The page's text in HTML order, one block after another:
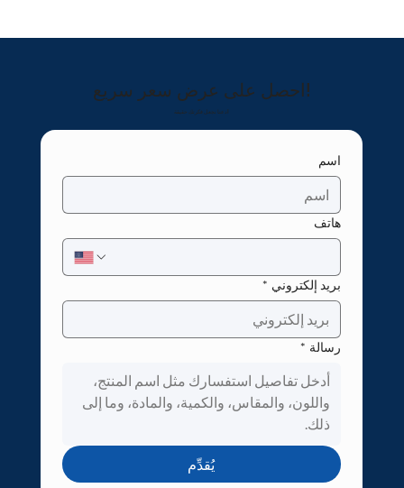
احصل على عرض سعر سريع!
اسم
هاتف
بريد إلكتروني *
رسالة *
يُقدِّم